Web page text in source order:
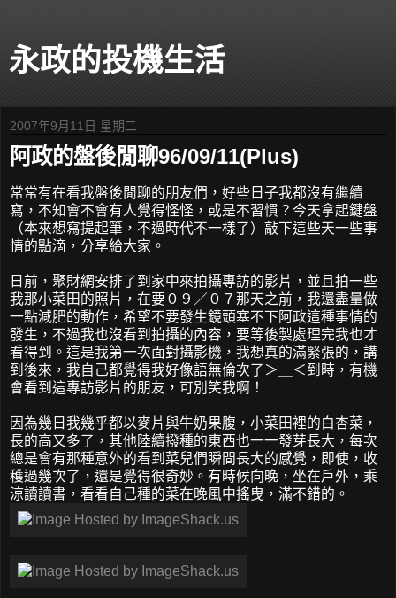
永政的投機生活
2007年9月11日 星期二
阿政的盤後閒聊96/09/11(Plus)
常常有在看我盤後閒聊的朋友們，好些日子我都沒有繼續
寫，不知會不會有人覺得怪怪，或是不習慣？今天拿起鍵盤
（本來想寫提起筆，不過時代不一樣了）敲下這些天一些事
情的點滴，分享給大家。
日前，聚財網安排了到家中來拍攝專訪的影片，並且拍一些
我那小菜田的照片，在要０９／０７那天之前，我還盡量做
一點減肥的動作，希望不要發生鏡頭塞不下阿政這種事情的
發生，不過我也沒看到拍攝的內容，要等後製處理完我也才
看得到。這是我第一次面對攝影機，我想真的滿緊張的，講
到後來，我自己都覺得我好像語無倫次了＞＿＜到時，有機
會看到這專訪影片的朋友，可別笑我啊！
因為幾日我幾乎都以麥片與牛奶果腹，小菜田裡的白杏菜，
長的高又多了，其他陸續撥種的東西也一一發芽長大，每次
總是會有那種意外的看到菜兒們瞬間長大的感覺，即使，收
穫過幾次了，還是覺得很奇妙。有時候向晚，坐在戶外，乘
涼讀讀書，看看自己種的菜在晚風中搖曳，滿不錯的。